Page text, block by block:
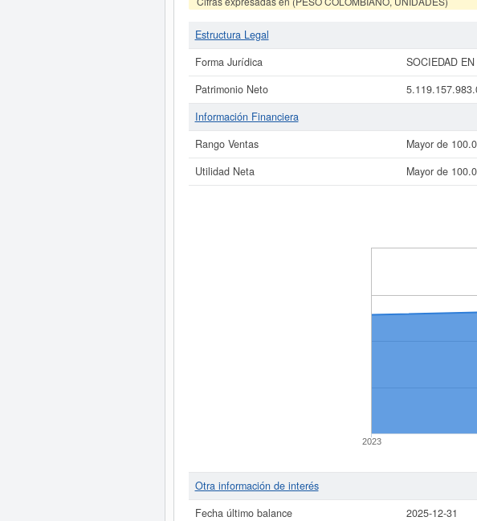
Estructura Legal
Forma Jurídica
SOCIEDAD
Patrimonio Neto
Información Financiera
Rango Ventas
Mayor de
Utilidad Neta
Mayor de
2023
Otra información de interés
Fecha último balance
2025-12-31